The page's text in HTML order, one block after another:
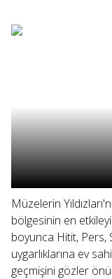
Müzelerin
bölgesinin en
boyunca Hitit, Pers,
uygarlıklarına ev
geçmişini gözler